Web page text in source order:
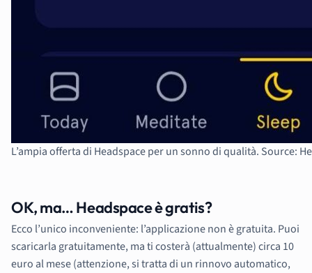
L’ampia offerta di Headspace per un sonno di qualità. Source:
OK, ma… Headspace è gratis?
Ecco l’unico inconveniente: l’applicazione non è gratuita. Puoi
scaricarla gratuitamente, ma ti costerà (attualmente) circa 10
euro al mese (attenzione, si tratta di un rinnovo automatico,